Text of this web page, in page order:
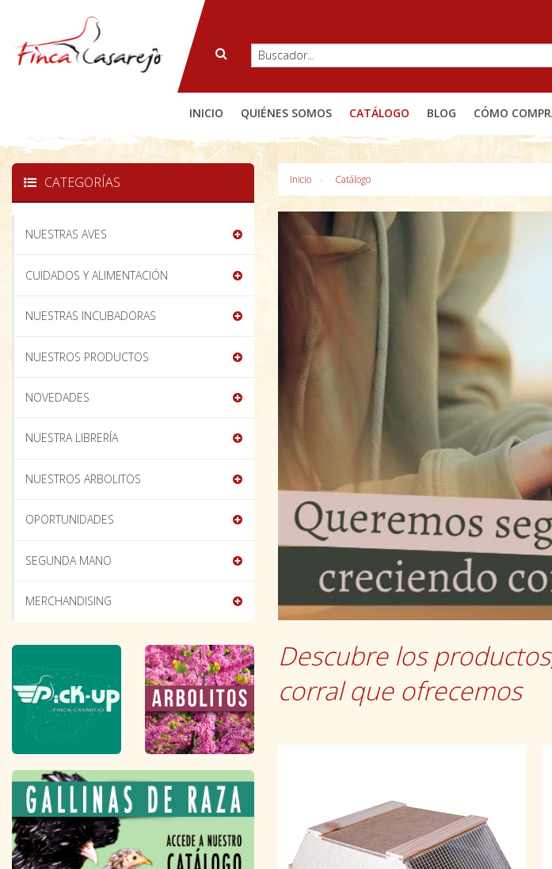
INICIO QUIÉNES SOMOS CATÁLOGO BLOG CÓMO
Inicio Catálogo
Descubre los
corral que ofrecemos
CATEGORÍAS
NUESTRAS AVES
CUIDADOS Y ALIMENTACIÓN
NUESTRAS INCUBADORAS
NUESTROS PRODUCTOS
NOVEDADES
NUESTRA LIBRERÍA
NUESTROS ARBOLITOS
OPORTUNIDADES
SEGUNDA MANO
MERCHANDISING